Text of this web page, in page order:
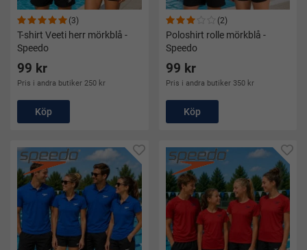
(3)
T-shirt Veeti herr mörkblå -
Speedo
99 kr
Pris i andra butiker 250 kr
Köp
(2)
Poloshirt rolle mörkblå -
Speedo
99 kr
Pris i andra butiker 350 kr
Köp